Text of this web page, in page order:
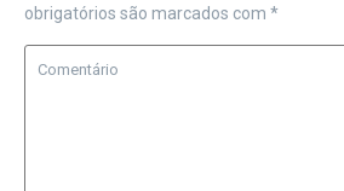
obrigatórios são marcados com *